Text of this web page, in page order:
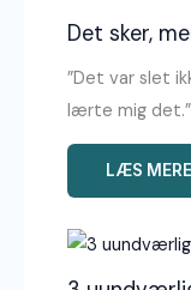
Det sker,
”Det var slet
lærte mig
LÆS